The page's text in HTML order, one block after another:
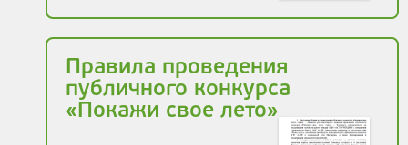
Правила проведения
публичного конкурса
«Покажи свое лето»